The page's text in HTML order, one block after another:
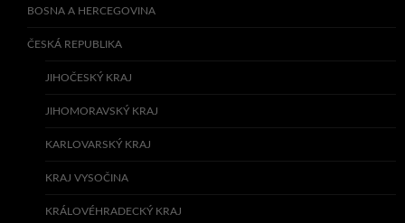
BOSNA A HERCEGOVINA
ČESKÁ REPUBLIKA
JIHOČESKÝ KRAJ
JIHOMORAVSKÝ KRAJ
KARLOVARSKÝ KRAJ
KRAJ VYSOČINA
KRÁLOVÉHRADECKÝ KRAJ